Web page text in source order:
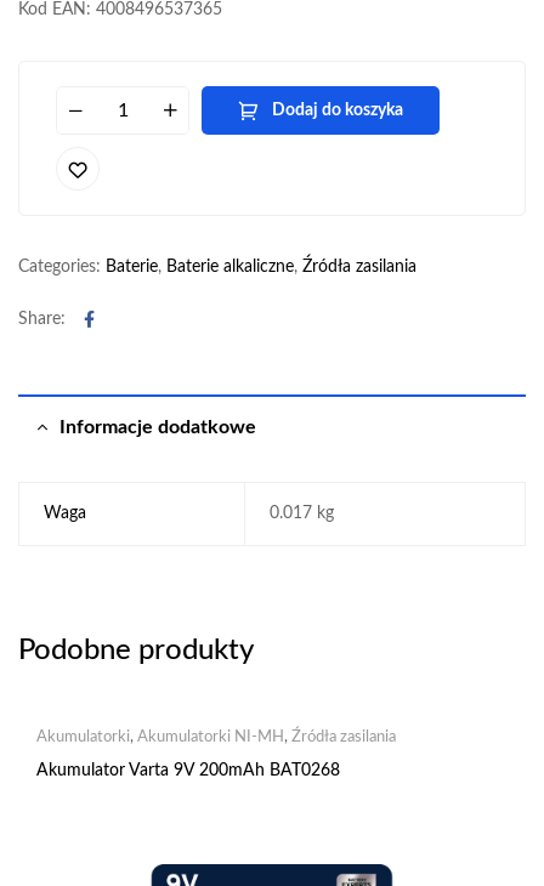
Kod EAN: 4008496537365
Dodaj do koszyka
Categories: Baterie, Baterie alkaliczne, Źródła zasilania
Share: Facebook
Informacje dodatkowe
Waga 0.017 kg
Podobne produkty
Akumulatorki, Akumulatorki NI-MH , Źródła zasilania
Akumulator Varta 9V 200mAh BAT0268